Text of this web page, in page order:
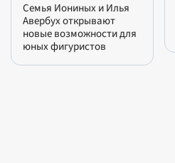
Семья Иониных и Илья
Авербух открывают
новые возможности для
юных фигуристов